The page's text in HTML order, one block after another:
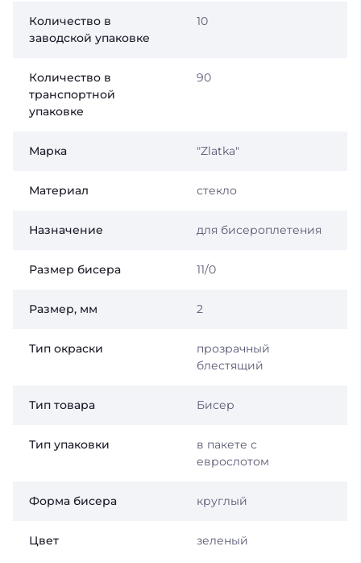
Количество в
заводской упаковке
10
Количество в
транспортной
упаковке
90
Марка "Zlatka"
Материал стекло
Назначение для бисероплетения
Размер бисера 11/0
Размер, мм 2
Тип окраски
прозрачный
блестящий
Тип товара Бисер
Тип упаковки
в пакете с
еврослотом
Форма бисера круглый
Цвет зеленый